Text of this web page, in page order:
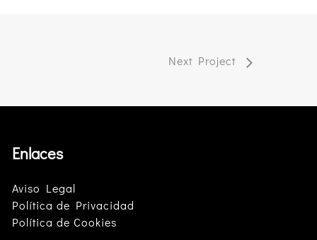
Next Project
Enlaces
Aviso Legal
Política de Privacidad
Política de Cookies